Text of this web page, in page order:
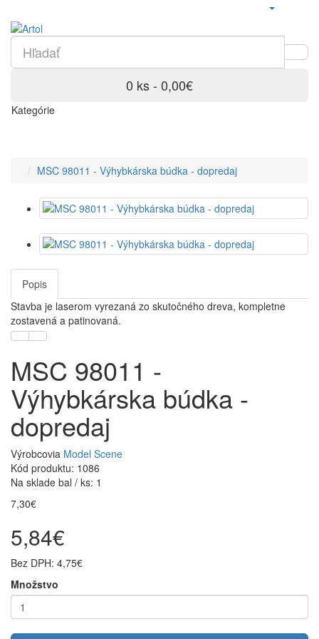
0 ks - 0,00€
Kategórie
MSC 98011 - Výhybkárska búdka - dopredaj
Popis
Stavba je laserom vyrezaná zo skutočného dreva, kompletne
zostavená a patinovaná.
MSC 98011 -
Výhybkárska búdka -
dopredaj
Výrobcovia Model Scene
Kód produktu: 1086
Na sklade bal / ks: 1
7,30€
5,84€
Bez DPH: 4,75€
Množstvo